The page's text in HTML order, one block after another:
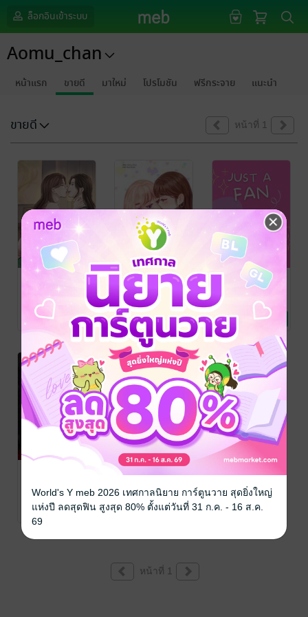
ล็อกอินเข้าระบบ
Aomu_chan
หน้าแรก ขายดี มาใหม่ โปรโมชัน ฟรีกระจาย แนะนำ
ขายดี หน้าที่ 1
เสน่หาคนสวย
ขาข้างบ้าน
Aomu_chan
นิยาย Girl
Love/Yuri
No Rating
ยามที่ดาวร่วง
หล่น
Aomu_Chan
Aomu_chan
นิยาย Girl
Love/Yuri
No Rating
ก็แค่แฟนคลับ
อะครับ
Aomu_chan
นิยายโรมานซ์
No Rating
เลี้ยงผู้กล้าทั้ง 5
กันเล่า
Aomu_chan
นิยายแฟนตาซี
หน้าที่ 1
World's Y meb 2026 เทศกาลนิยาย การ์ตูนวาย สุดยิ่งใหญ่
แห่งปี ลดสุดฟิน สูงสุด 80% ตั้งแต่วันที่ 31 ก.ค. - 16 ส.ค.
69